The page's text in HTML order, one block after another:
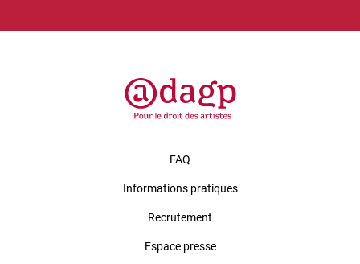
FAQ
Informations pratiques
Recrutement
Espace presse